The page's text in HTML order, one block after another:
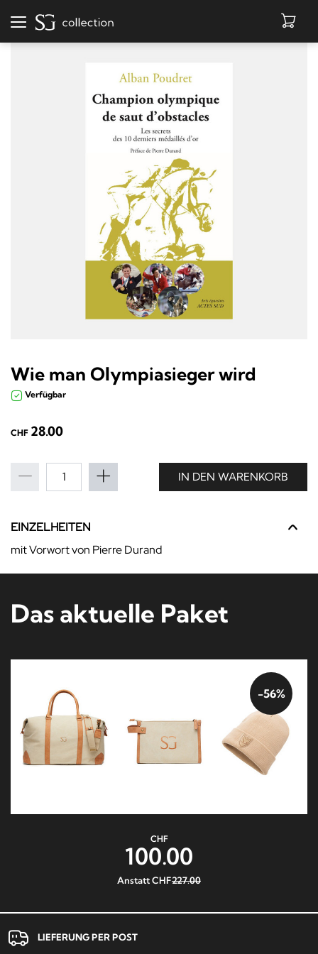
BÜCHER
LEDERWAREN
ACCESSOIRES
Afficher
la
Wie man Olympiasieger wird
Verfügbar
CHF 28.00
IN DEN WARENKORB
EINZELHEITEN
mit Vorwort von Pierre Durand
Das aktuelle Paket
-56%
CHF
100.00
Anstatt CHF227.00
LIEFERUNG PER POST